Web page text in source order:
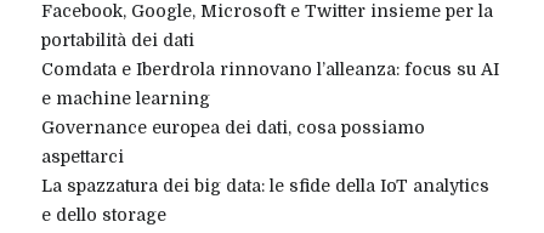
Facebook, Google, Microsoft e Twitter insieme per la
portabilità dei dati
Comdata e Iberdrola rinnovano l’alleanza: focus su AI
e machine learning
Governance europea dei dati, cosa possiamo
aspettarci
La spazzatura dei big data: le sfide della IoT analytics
e dello storage